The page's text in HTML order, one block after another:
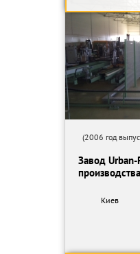
(2006 год
Завод
Киев